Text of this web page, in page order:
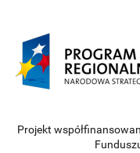
Projekt